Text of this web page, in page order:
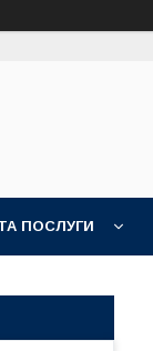
ПОСЛУГИ